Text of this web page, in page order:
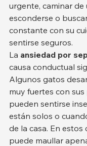
urgente, caminar de
esconderse o
constante con su
sentirse seguros.
La ansiedad por
causa conductual
Algunos gatos
muy fuertes con
pueden sentirse
están solos o
de la casa. En estos
puede maullar